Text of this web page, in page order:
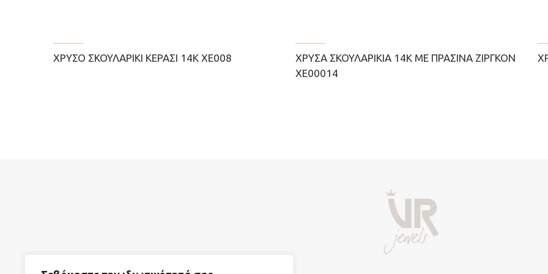
ΧΡΥΣΌ ΣΚΟΥΛΑΡΊΚΙ ΚΕΡΆΣΙ 14Κ ΧΕ008
ΧΡΥΣΆ ΣΚΟΥΛΑΡΊΚΙΑ 14Κ ΜΕ ΠΡΆΣΙΝΑ ΖΙΡΓΚΌΝ
ΧΕ00014